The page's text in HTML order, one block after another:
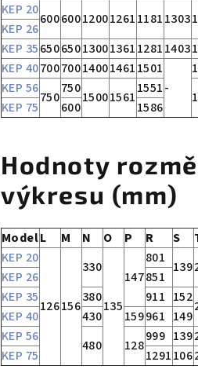
KEP 20
6006001200126111811303
KEP 26
KEP 356506501300136112811403
KEP 40700700140014611501
-
KEP 56
750
750
15001561
1551
KEP 75
600 1586
Hodnoty
výkresu (mm)
ModelL M N O P R S
KEP 20
126156
330
135
147
801
139
KEP 26 851
KEP 35
380 911 152
KEP 40
430 159961 149
KEP 56
480 128
999 139
KEP 75 1291106